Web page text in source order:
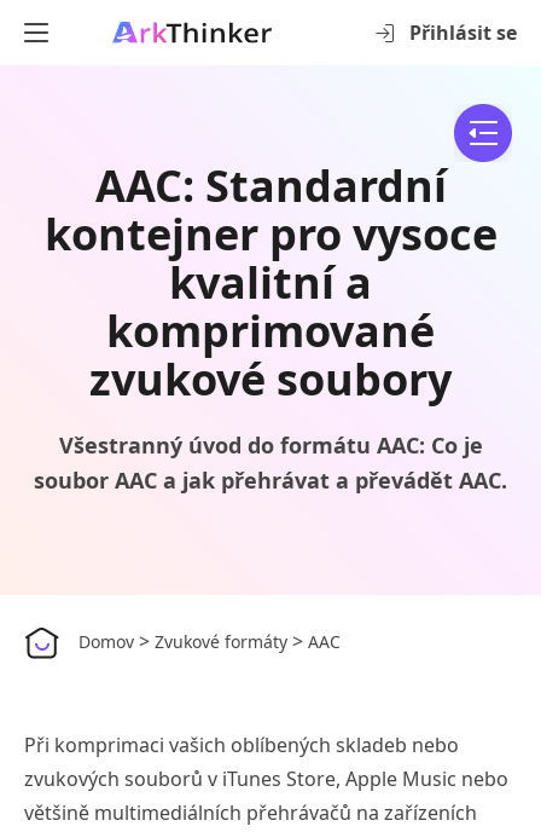
Přihlásit se
AAC: Standardní
kontejner pro vysoce
kvalitní a
komprimované
zvukové soubory
Všestranný úvod do formátu AAC: Co je
soubor AAC a jak přehrávat a převádět AAC.
Domov > Zvukové formáty > AAC
Při komprimaci vašich oblíbených skladeb nebo
zvukových souborů v iTunes Store, Apple Music nebo
většině multimediálních přehrávačů na zařízeních